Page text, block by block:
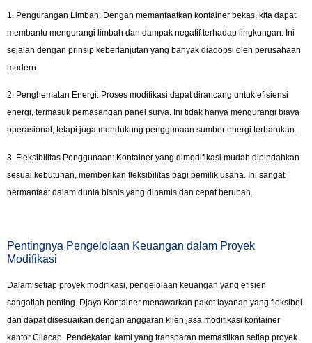
1. Pengurangan Limbah: Dengan memanfaatkan kontainer bekas, kita dapat
membantu mengurangi limbah dan dampak negatif terhadap lingkungan. Ini
sejalan dengan prinsip keberlanjutan yang banyak diadopsi oleh perusahaan
modern.
2. Penghematan Energi: Proses modifikasi dapat dirancang untuk efisiensi
energi, termasuk pemasangan panel surya. Ini tidak hanya mengurangi biaya
operasional, tetapi juga mendukung penggunaan sumber energi terbarukan.
3. Fleksibilitas Penggunaan: Kontainer yang dimodifikasi mudah dipindahkan
sesuai kebutuhan, memberikan fleksibilitas bagi pemilik usaha. Ini sangat
bermanfaat dalam dunia bisnis yang dinamis dan cepat berubah.
Pentingnya Pengelolaan Keuangan dalam Proyek
Modifikasi
Dalam setiap proyek modifikasi, pengelolaan keuangan yang efisien
sangatlah penting. Djaya Kontainer menawarkan paket layanan yang fleksibel
dan dapat disesuaikan dengan anggaran klien jasa modifikasi kontainer
kantor Cilacap. Pendekatan kami yang transparan memastikan setiap proyek